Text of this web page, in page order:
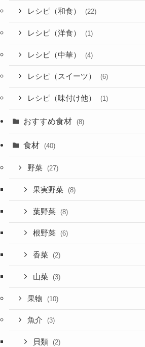
レシピ（和食） (22)
レシピ（洋食） (1)
レシピ（中華） (4)
レシピ（スイーツ） (6)
レシピ（味付け他） (1)
おすすめ食材 (8)
食材 (40)
野菜 (27)
果実野菜 (8)
葉野菜 (8)
根野菜 (6)
香菜 (2)
山菜 (3)
果物 (10)
魚介 (3)
貝類 (2)